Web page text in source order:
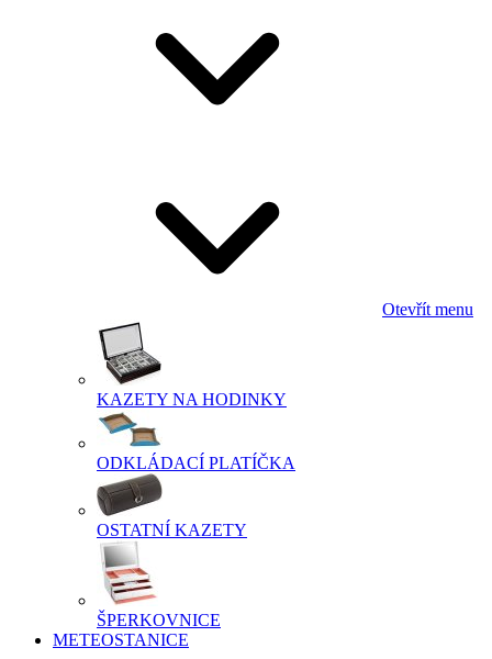
Otevřít menu
KAZETY NA HODINKY
ODKLÁDACÍ PLATÍČKA
OSTATNÍ KAZETY
ŠPERKOVNICE
METEOSTANICE